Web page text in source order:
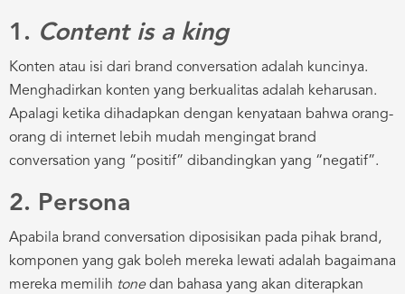
1. Content is a king
Konten atau isi dari brand conversation adalah kuncinya.
Menghadirkan konten yang berkualitas adalah keharusan.
Apalagi ketika dihadapkan dengan kenyataan bahwa orang-
orang di internet lebih mudah mengingat brand
conversation yang “positif” dibandingkan yang “negatif”.
2. Persona
Apabila brand conversation diposisikan pada pihak brand,
komponen yang gak boleh mereka lewati adalah bagaimana
mereka memilih tonedan bahasa yang akan diterapkan